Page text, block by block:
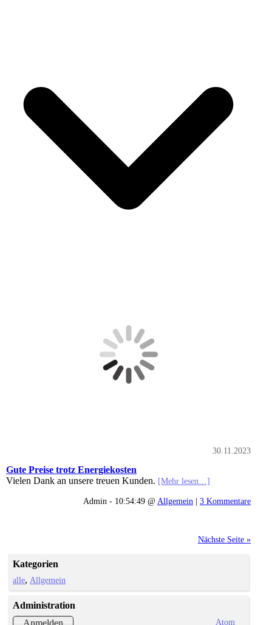
30.11.2023
Gute Preise trotz Energiekosten
Vielen Dank an unsere treuen Kunden. [Mehr lesen…]
Admin - 10:54:49 @ Allgemein | 3 Kommentare
Nächste Seite »
Kategorien
alle Allgemein
Administration
Anmelden
Atom